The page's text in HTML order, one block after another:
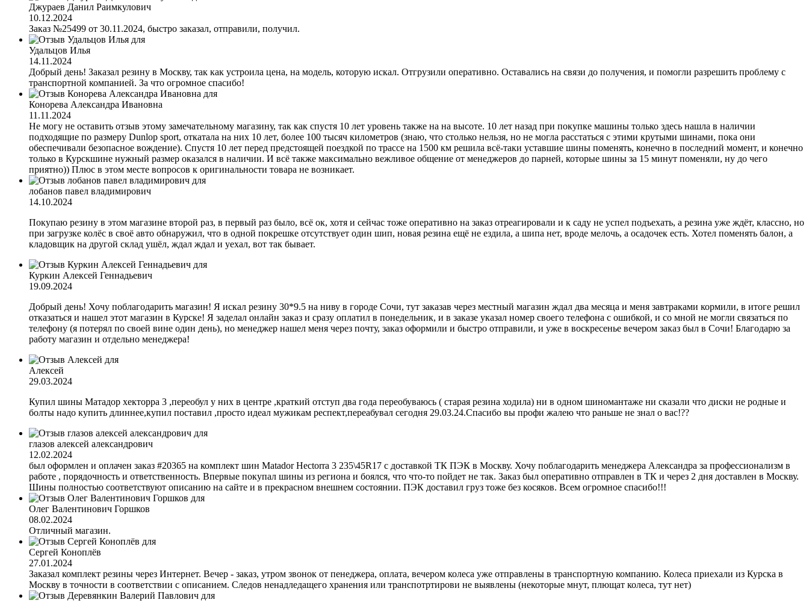
Джураев Данил Раимкулович
10.12.2024
Заказ №25499 от 30.11.2024, быстро заказал, отправили, получил.
Удальцов Илья
14.11.2024
Добрый день! Заказал резину в Москву, так как устроила цена, на модель, которую искал. Отгрузили оперативно. Оставались на связи до получения, и помогли разрешить проблему с
транспортной компанией. За что огромное спасибо!
Конорева Александра Ивановна
11.11.2024
Не могу не оставить отзыв этому замечательному магазину, так как спустя 10 лет уровень также на на высоте. 10 лет назад при покупке машины только здесь нашла в наличии
подходящие по размеру Dunlop sport, откатала на них 10 лет, более 100 тысяч километров (знаю, что столько нельзя, но не могла расстаться с этими крутыми шинами, пока они
обеспечивали безопасное вождение). Спустя 10 лет перед предстоящей поездкой по трассе на 1500 км решила всё-таки уставшие шины поменять, конечно в последний момент, и конечно
только в Курскшине нужный размер оказался в наличии. И всё также максимально вежливое общение от менеджеров до парней, которые шины за 15 минут поменяли, ну до чего
приятно)) Плюс в этом месте вопросов к оригинальности товара не возникает.
лобанов павел владимирович
14.10.2024
Покупаю резину в этом магазине второй раз, в первый раз было, всё ок, хотя и сейчас тоже оперативно на заказ отреагировали и к саду не успел подъехать, а резина уже ждёт, классно, но
при загрузке колёс в своё авто обнаружил, что в одной покрешке отсутствует один шип, новая резина ещё не ездила, а шипа нет, вроде мелочь, а осадочек есть. Хотел поменять балон, а
кладовщик на другой склад ушёл, ждал ждал и уехал, вот так бывает.
Куркин Алексей Геннадьевич
19.09.2024
Добрый день! Хочу поблагодарить магазин! Я искал резину 30*9.5 на ниву в городе Сочи, тут заказав через местный магазин ждал два месяца и меня завтраками кормили, в итоге решил
отказаться и нашел этот магазин в Курске! Я заделал онлайн заказ и сразу оплатил в понедельник, и в заказе указал номер своего телефона с ошибкой, и со мной не могли связаться по
телефону (я потерял по своей вине один день), но менеджер нашел меня через почту, заказ оформили и быстро отправили, и уже в воскресенье вечером заказ был в Сочи! Благодарю за
работу магазин и отдельно менеджера!
Алексей
29.03.2024
Купил шины Матадор хекторра 3 ,переобул у них в центре ,краткий отступ два года переобуваюсь ( старая резина ходила) ни в одном шиномантаже ни сказали что диски не родные и
болты надо купить длиннее,купил поставил ,просто идеал мужикам респект,переабувал сегодня 29.03.24.Спасибо вы профи жалею что раньше не знал о вас!??
глазов алексей александрович
12.02.2024
был оформлен и оплачен заказ #20365 на комплект шин Matador Hectorra 3 235\45R17 с доставкой ТК ПЭК в Москву. Хочу поблагодарить менеджера Александра за профессионализм в
работе , порядочность и ответственность. Впервые покупал шины из региона и боялся, что что-то пойдет не так. Заказ был оперативно отправлен в ТК и через 2 дня доставлен в Москву.
Шины полностью соответствуют описанию на сайте и в прекрасном внешнем состоянии. ПЭК доставил груз тоже без косяков. Всем огромное спасибо!!!
Олег Валентинович Горшков
08.02.2024
Отличный магазин.
Сергей Коноплёв
27.01.2024
Заказал комплект резины через Интернет. Вечер - заказ, утром звонок от пенеджера, оплата, вечером колеса уже отправлены в транспортную компанию. Колеса приехали из Курска в
Москву в точности в соответствии с описанием. Следов ненадледащего хранения или транспотртирови не выявлены (некоторые мнут, плющат колеса, тут нет)